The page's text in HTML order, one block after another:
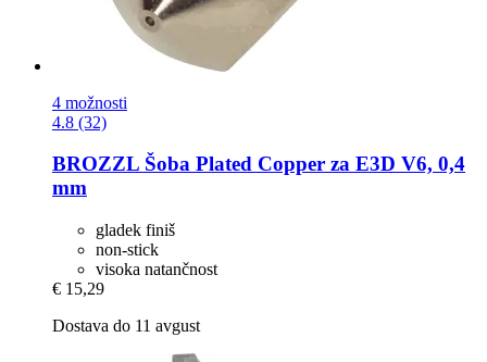
4 možnosti
4.8 (32)
BROZZL Šoba Plated Copper za E3D V6, 0,4
mm
gladek finiš
non-stick
visoka natančnost
€ 15,29
Dostava do 11 avgust